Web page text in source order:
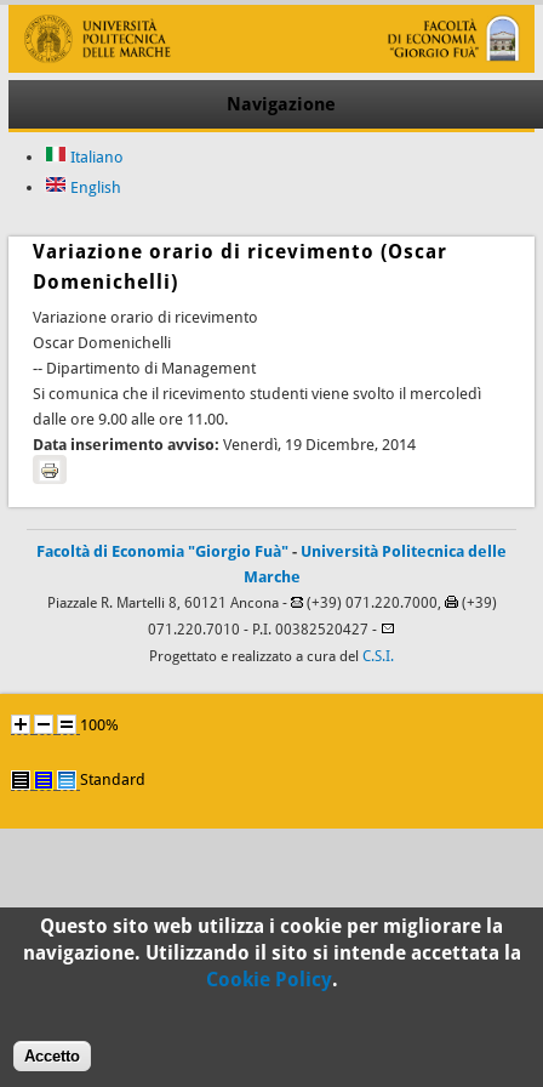
Navigazione
Italiano
English
Variazione orario di ricevimento (Oscar
Domenichelli)
Variazione orario di ricevimento
Oscar Domenichelli
-- Dipartimento di Management
Si comunica che il ricevimento studenti viene svolto il mercoledì
dalle ore 9.00 alle ore 11.00.
Data inserimento avviso: Venerdì, 19 Dicembre, 2014
Facoltà di Economia "Giorgio Fuà" - Università Politecnica delle
Marche
Piazzale R. Martelli 8, 60121 Ancona - (+39) 071.220.7000,
(+39)
071.220.7010 - P.I. 00382520427 -
Progettato e realizzato a cura del C.S.I.
100%
Standard
Questo sito web utilizza i cookie per migliorare la
navigazione. Utilizzando il sito si intende accettata la
Cookie Policy.
Accetto